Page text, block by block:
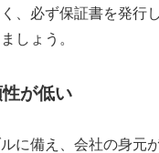
、必ず保証書を発行
しょう。
が低い
に備え、会社の身元